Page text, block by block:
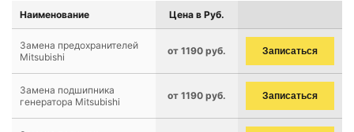
Наименование Цена в Руб.
Замена предохранителей
Mitsubishi
от 1190 руб. Записаться
Замена подшипника
генератора Mitsubishi
от 1190 руб. Записаться